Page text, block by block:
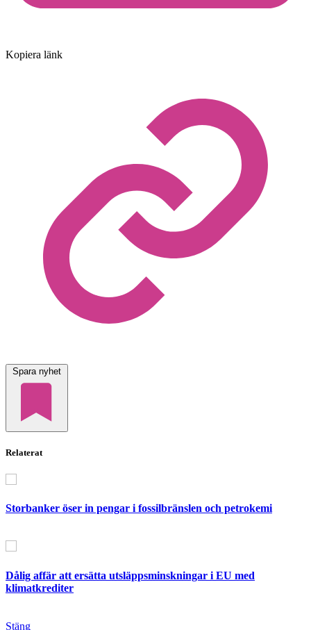
Kopiera länk
Spara nyhet
Relaterat
Storbanker öser in pengar i fossilbränslen och petrokemi
Dålig affär att ersätta utsläppsminskningar i EU med
klimatkrediter
Stäng